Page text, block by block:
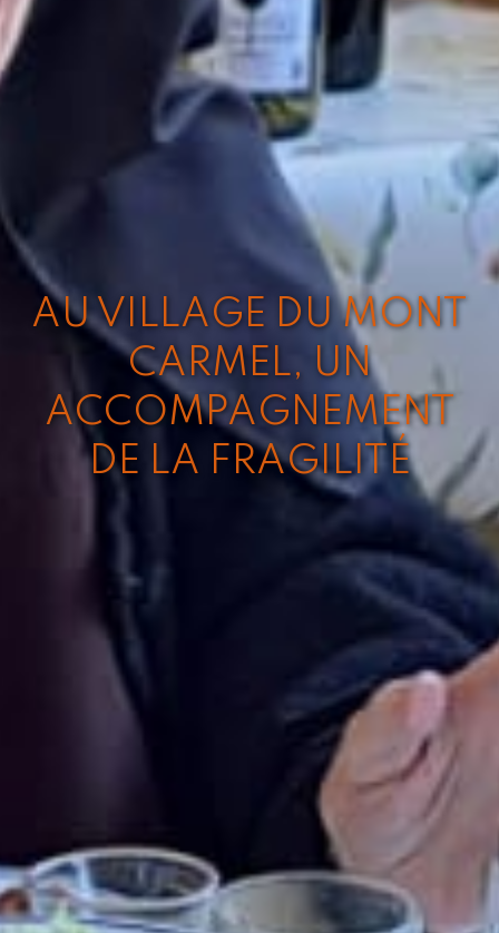
AU VILLAGE DU MONT
CARMEL, UN
ACCOMPAGNEMENT
DE LA FRAGILITÉ